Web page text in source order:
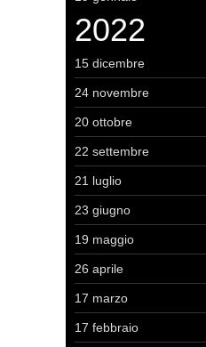
2022
15 dicembre
24 novembre
20 ottobre
22 settembre
21 luglio
23 giugno
19 maggio
26 aprile
17 marzo
17 febbraio